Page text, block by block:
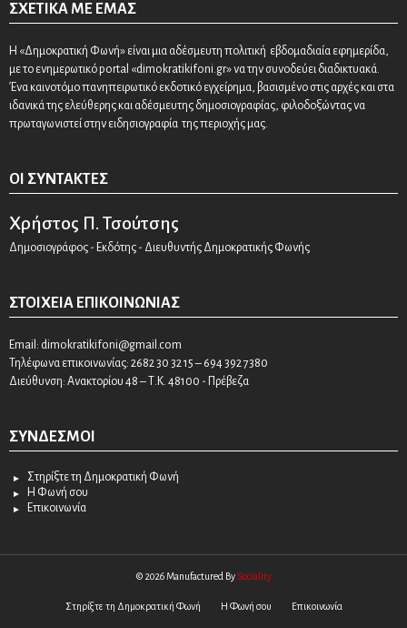
ΣΧΕΤΙΚΆ ΜΕ ΕΜΆΣ
Η «Δημοκρατική Φωνή» είναι μια αδέσμευτη πολιτική εβδομαδιαία εφημερίδα,
με το ενημερωτικό portal «dimokratikifoni.gr» να την συνοδεύει διαδικτυακά.
Ένα καινοτόμο πανηπειρωτικό εκδοτικό εγχείρημα, βασισμένο στις αρχές και στα
ιδανικά της ελεύθερης και αδέσμευτης δημοσιογραφίας, φιλοδοξώντας να
πρωταγωνιστεί στην ειδησιογραφία της περιοχής μας.
ΟΙ ΣΥΝΤΆΚΤΕΣ
Χρήστος Π. Τσούτσης
Δημοσιογράφος - Εκδότης - Διευθυντής Δημοκρατικής Φωνής
ΣΤΟΙΧΕΊΑ ΕΠΙΚΟΙΝΩΝΊΑΣ
Email: dimokratikifoni@gmail.com
Τηλέφωνα επικοινωνίας: 2682 30 32 15 – 694 392 7380
Διεύθυνση: Ανακτορίου 48 – Τ.Κ. 48100 - Πρέβεζα
ΣΎΝΔΕΣΜΟΙ
Στηρίξτε τη Δημοκρατική Φωνή
Η Φωνή σου
Επικοινωνία
© 2026 Manufactured By Sociality
Στηρίξτε τη Δημοκρατική Φωνή Η Φωνή σου Επικοινωνία